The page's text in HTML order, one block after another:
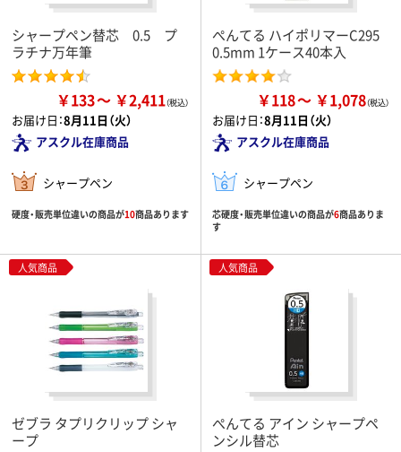
シャープペン替芯 0.5 プ
ラチナ万年筆
￥133 ￥2,411
お届け日：8月11日（火）
アスクル在庫商品
シャープペン
硬度・販売単位違いの商品が10商品あります
ぺんてる ハイポリマーC295
0.5mm 1ケース40本入
￥118 ￥1,078
お届け日：8月11日（火）
アスクル在庫商品
シャープペン
芯硬度・販売単位違いの商品が6商品ありま
す
人気商品
ゼブラ タプリクリップ シャ
ープ
人気商品
ぺんてる アイン シャープペ
ンシル替芯